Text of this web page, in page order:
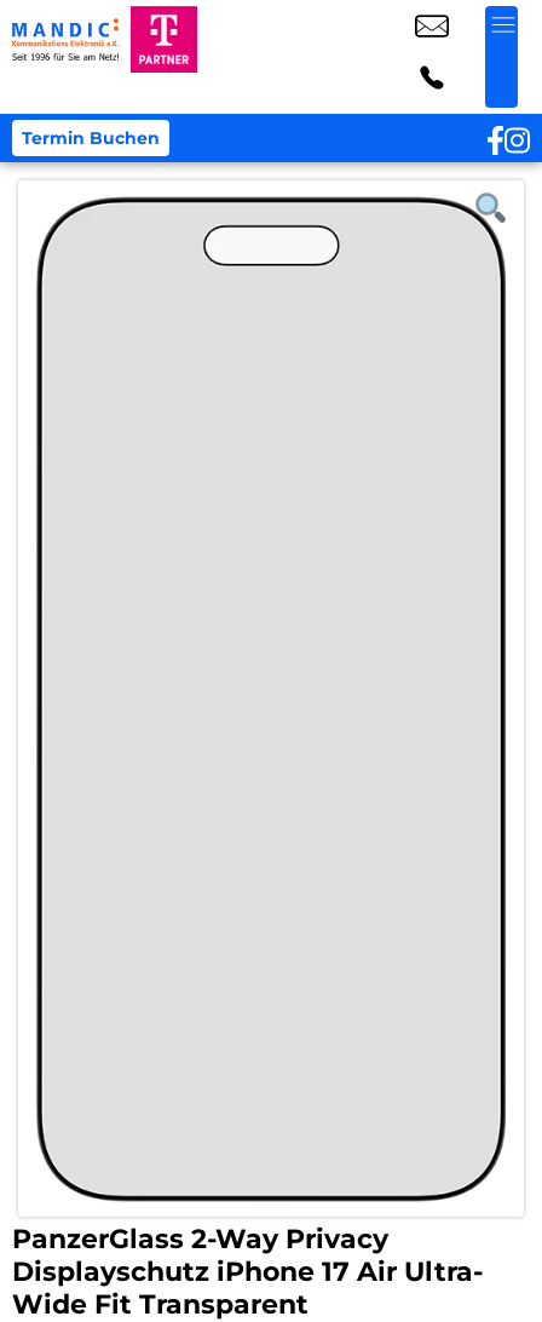
Termin Buchen
PanzerGlass 2-Way Privacy
Displayschutz iPhone 17 Air Ultra-
Wide Fit Transparent